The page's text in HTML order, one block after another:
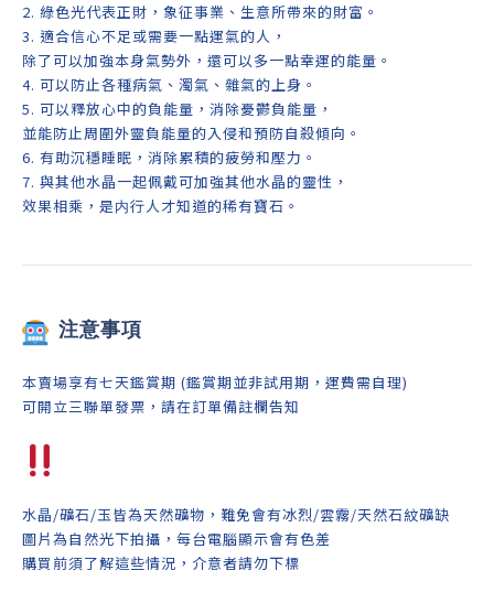
2. 綠色光代表正財，象征事業、生意所帶來的財富。
3. 適合信心不足或需要一點運氣的人，
除了可以加強本身氣勢外，還可以多一點幸運的能量。
4. 可以防止各種病氣、濁氣、雜氣的上身。
5. 可以釋放心中的負能量，消除憂鬱負能量，
並能防止周圍外靈負能量的入侵和預防自殺傾向。
6. 有助沉穩睡眠，消除累積的疲勞和壓力。
7. 與其他水晶一起佩戴可加強其他水晶的靈性，
效果相乘，是内行人才知道的稀有寶石。
注意事項
本賣場享有七天鑑賞期 (鑑賞期並非試用期，運費需自理)
可開立三聯單發票，請在訂單備註欄告知
水晶/礦石/玉皆為天然礦物，難免會有冰烈/雲霧/天然石紋礦缺
圖片為自然光下拍攝，每台電腦顯示會有色差
購買前須了解這些情況，介意者請勿下標